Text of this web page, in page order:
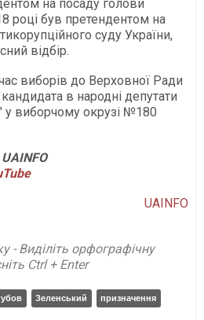
на посаду голови
році був претендентом на
суду України,
відбір.
виборів до Верховної Ради
в народні депутати
у виборчому окрузі №180
UAINFO
- Виділіть орфографічну
Ctrl + Enter
Зеленський призначення